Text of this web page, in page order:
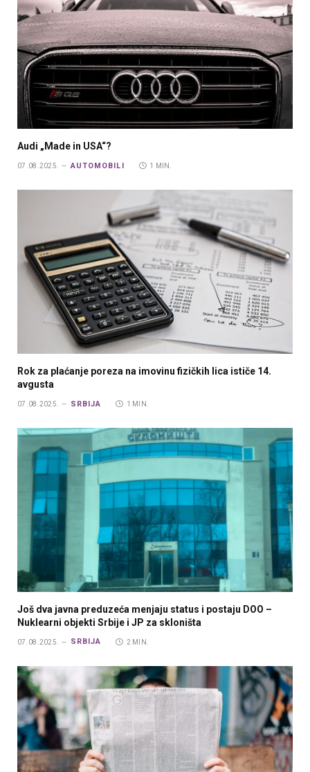
Audi „Made in USA“?
07.08.2025. AUTOMOBILI 1 MIN.
Rok za plaćanje poreza na imovinu fizičkih lica ističe 14.
avgusta
07.08.2025. SRBIJA 1 MIN.
Još dva javna preduzeća menjaju status i postaju DOO –
Nuklearni objekti Srbije i JP za skloništa
07.08.2025. SRBIJA 2 MIN.